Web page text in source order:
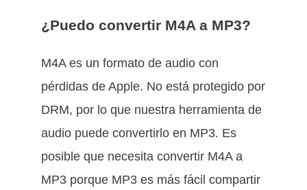
¿Puedo convertir M4A a MP3?
M4A es un formato de audio con
pérdidas de Apple. No está protegido por
DRM, por lo que nuestra herramienta de
audio puede convertirlo en MP3. Es
posible que necesita convertir M4A a
MP3 porque MP3 es más fácil compartir